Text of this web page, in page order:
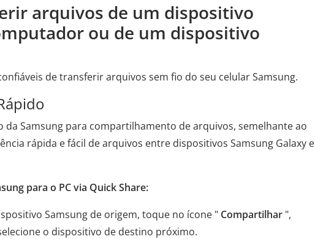
arquivos de um dispositivo
ou de um dispositivo
​​de transferir arquivos sem fio do seu celular Samsung.
Samsung para compartilhamento de arquivos, semelhante ao
rápida e fácil de arquivos entre dispositivos Samsung Galaxy e
para o PC via Quick Share:
Samsung de origem, toque no ícone " Compartilhar ",
o dispositivo de destino próximo.